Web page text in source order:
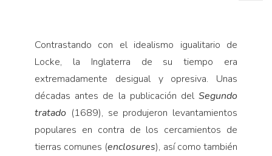
Contrastando con el idealismo igualitario de
Locke, la Inglaterra de su tiempo era
extremadamente desigual y opresiva. Unas
décadas antes de la publi­cación delSegundo
tratado (1689), se produjeron le­vantamientos
populares en contra de los cercamien­tos de
tierras comunes (enclosures), así como también